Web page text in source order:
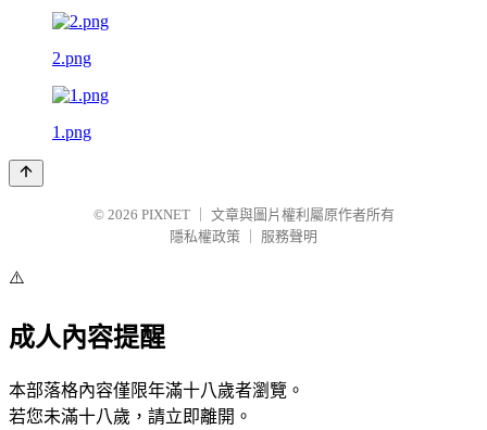
2.png
1.png
© 2026 PIXNET
文章與圖片權利屬原作者所有
隱私權政策
服務聲明
⚠️
成人內容提醒
本部落格內容僅限年滿十八歲者瀏覽。
若您未滿十八歲，請立即離開。